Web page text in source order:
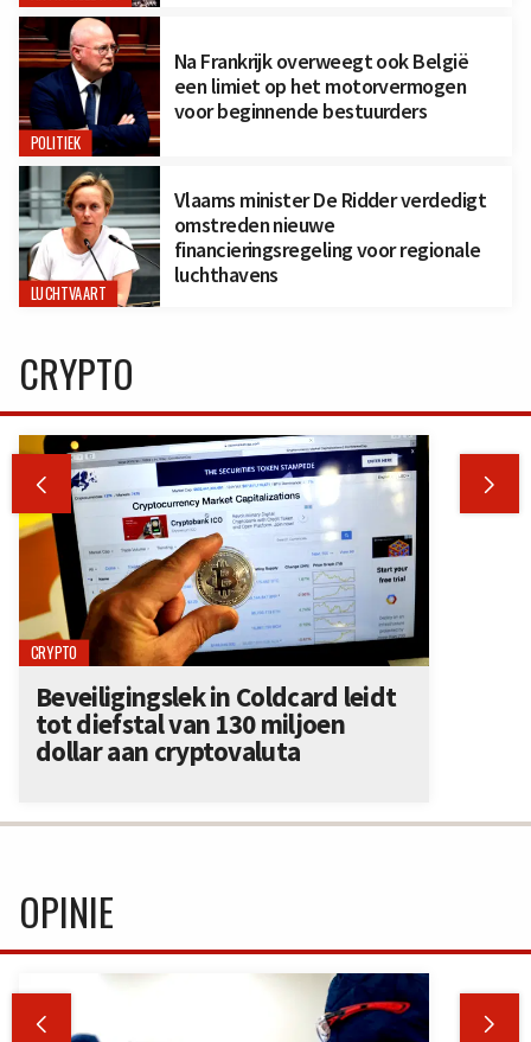
POLITIEK
Na Frankrijk overweegt ook België
een limiet op het motorvermogen
voor beginnende bestuurders
LUCHTVAART
Vlaams minister De Ridder verdedigt
omstreden nieuwe
financieringsregeling voor regionale
luchthavens
CRYPTO
 
CRYPTO
Beveiligingslek in Coldcard leidt
tot diefstal van 130 miljoen
dollar aan cryptovaluta
OPINIE
 